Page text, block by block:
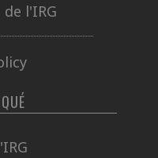
l'IRG